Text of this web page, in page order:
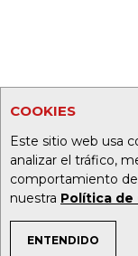
COOKIES
Este sitio web usa
analizar el tráfico,
comportamiento
nuestra Política de
ENTENDIDO